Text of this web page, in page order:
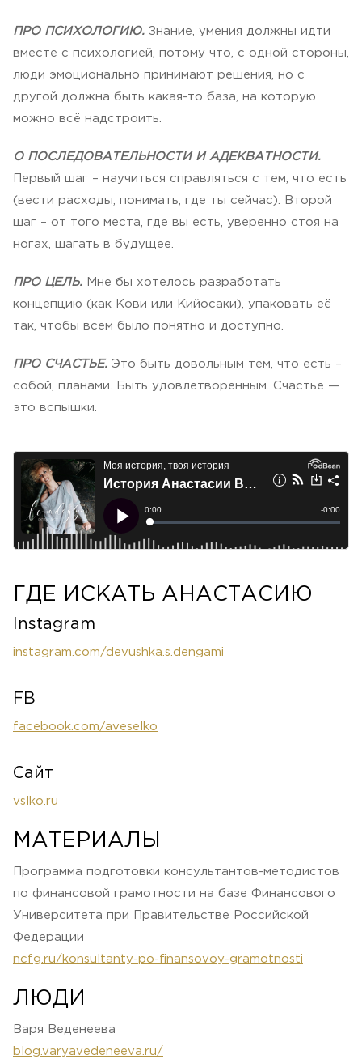
ПРО ПСИХОЛОГИЮ. Знание, умения должны идти
вместе с психологией, потому что, с одной стороны,
люди эмоционально принимают решения, но с
другой должна быть какая-то база, на которую
можно всё надстроить.
О ПОСЛЕДОВАТЕЛЬНОСТИ И АДЕКВАТНОСТИ.
Первый шаг – научиться справляться с тем, что есть
(вести расходы, понимать, где ты сейчас). Второй
шаг – от того места, где вы есть, уверенно стоя на
ногах, шагать в будущее.
ПРО ЦЕЛЬ. Мне бы хотелось разработать
концепцию (как Кови или Кийосаки), упаковать её
так, чтобы всем было понятно и доступно.
ПРО СЧАСТЬЕ. Это быть довольным тем, что есть –
собой, планами. Быть удовлетворенным. Счастье —
это вспышки.
ГДЕ ИСКАТЬ АНАСТАСИЮ
Instagram
instagram.com/devushka.s.dengami
FB
facebook.com/aveselko
Сайт
vslko.ru
МАТЕРИАЛЫ
Программа подготовки консультантов-методистов
по финансовой грамотности на базе Финансового
Университета при Правительстве Российской
Федерации
ncfg.ru/konsultanty-po-finansovoy-gramotnosti
ЛЮДИ
Варя Веденеева
blog.varyavedeneeva.ru/